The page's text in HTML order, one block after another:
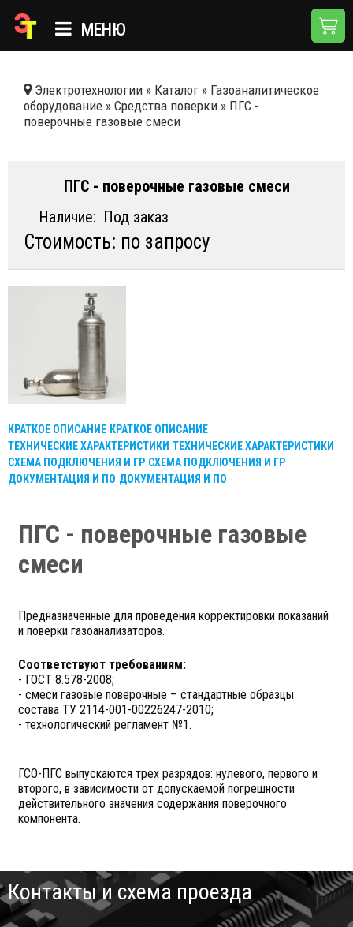
МЕНЮ
КАТАЛОГ
НОВОСТИ
ДОСТАВКА И ОПЛАТА
КОНТАКТЫ
Электротехнологии » Каталог » Газоаналитическое
оборудование » Средства поверки » ПГС -
поверочные газовые смеси
ПГС - поверочные газовые смеси
Наличие: Под заказ
Стоимость: по запросу
КРАТКОЕ ОПИСАНИЕ КРАТКОЕ ОПИСАНИЕ
ТЕХНИЧЕСКИЕ ХАРАКТЕРИСТИКИ ТЕХНИЧЕСКИЕ ХАРАКТЕРИСТИКИ
СХЕМА ПОДКЛЮЧЕНИЯ И ГР СХЕМА ПОДКЛЮЧЕНИЯ И ГР
ДОКУМЕНТАЦИЯ И ПО ДОКУМЕНТАЦИЯ И ПО
ПГС - поверочные газовые
смеси
Предназначенные для проведения корректировки показаний
и поверки газоанализаторов.
Соответствуют требованиям:
- ГОСТ 8.578-2008;
- смеси газовые поверочные – стандартные образцы
состава ТУ 2114-001-00226247-2010;
- технологический регламент №1.
ГСО-ПГС выпускаются трех разрядов: нулевого, первого и
второго, в зависимости от допускаемой погрешности
действительного значения содержания поверочного
компонента.
Контакты и схема проезда